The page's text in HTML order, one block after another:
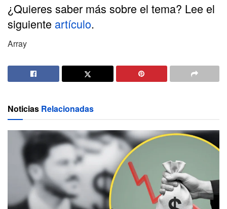
¿Quieres saber más sobre el tema? Lee el
siguiente artículo.
Array
Noticias Relacionadas